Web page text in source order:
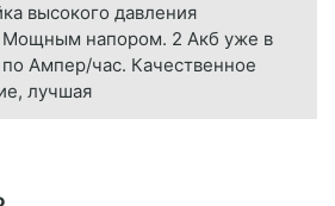
высокого давления
Мощным напором. 2 Акб уже в
Ампер/час. Качественное
лучшая